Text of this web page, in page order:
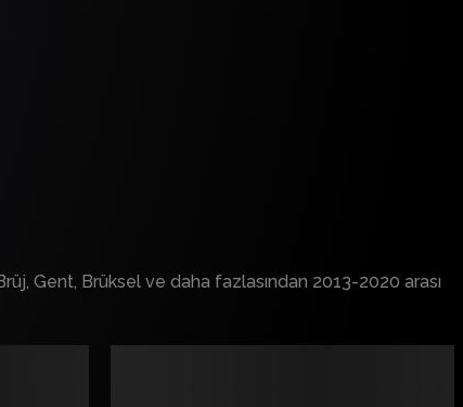
Gent, Brüksel ve daha fazlasından 2013-2020 arası